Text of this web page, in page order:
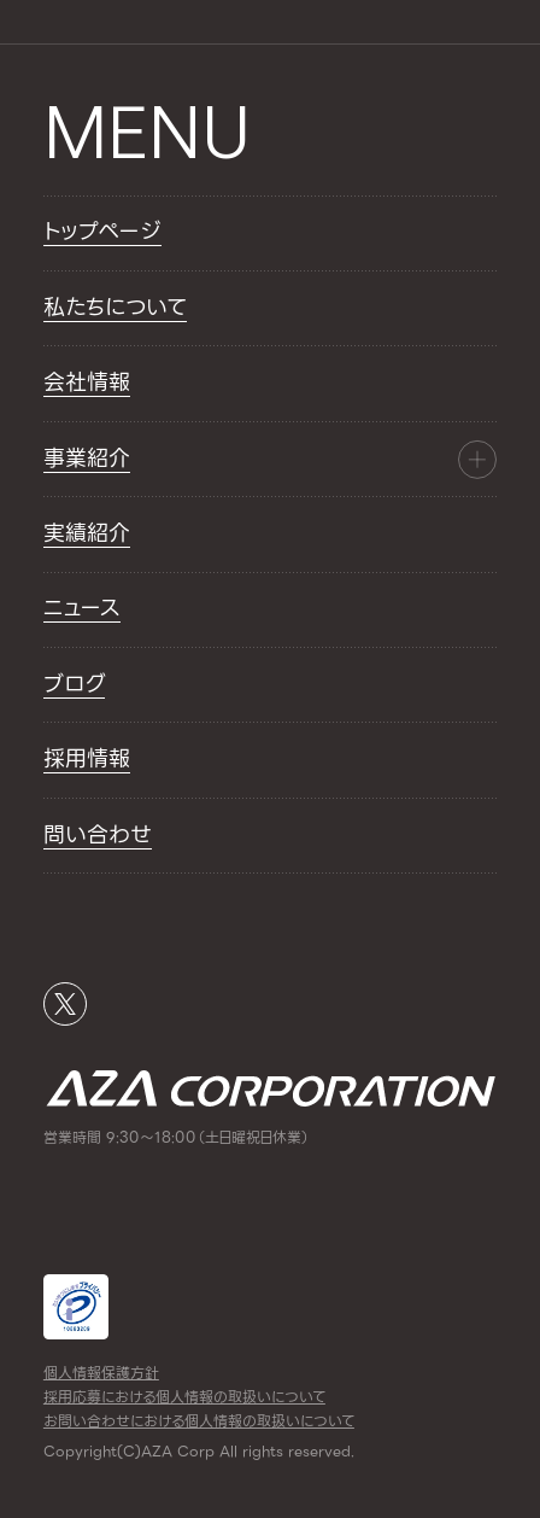
MENU
トップページ
私たちについて
会社情報
事業紹介
実績紹介
ニュース
ブログ
採用情報
問い合わせ
営業時間 9:30～18:00（土日曜祝日休業）
個人情報保護方針
採用応募における個人情報の取扱いについて
お問い合わせにおける個人情報の取扱いについて
Copyright(C)AZA Corp All rights reserved.